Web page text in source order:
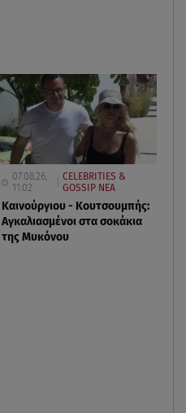
07.08.26,
11:02
CELEBRITIES &
GOSSIP ΝΕΑ
Καινούργιου - Κουτσουμπής:
Αγκαλιασμένοι στα σοκάκια
της Μυκόνου